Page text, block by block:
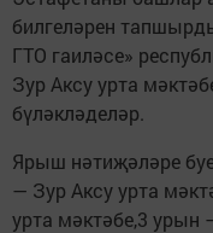
билгеләрен
ГТО гаиләсе»
Зур Аксу урта
бүләкләделәр.
Ярыш нәтиҗәләре
— Зур Аксу урта
урта мәктәбе,3 урын